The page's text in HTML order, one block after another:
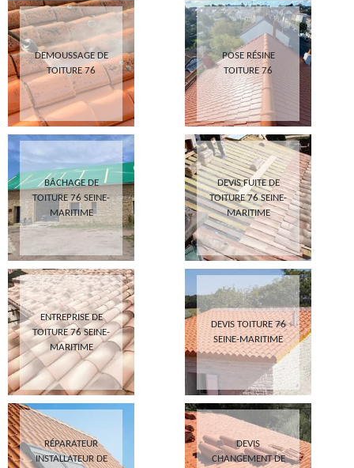
DEMOUSSAGE DE
TOITURE 76
POSE RÉSINE
TOITURE 76
BÂCHAGE DE
TOITURE 76 SEINE-
MARITIME
DEVIS FUITE DE
TOITURE 76 SEINE-
MARITIME
ENTREPRISE DE
TOITURE 76 SEINE-
MARITIME
DEVIS TOITURE 76
SEINE-MARITIME
RÉPARATEUR
INSTALLATEUR DE
DEVIS
CHANGEMENT DE